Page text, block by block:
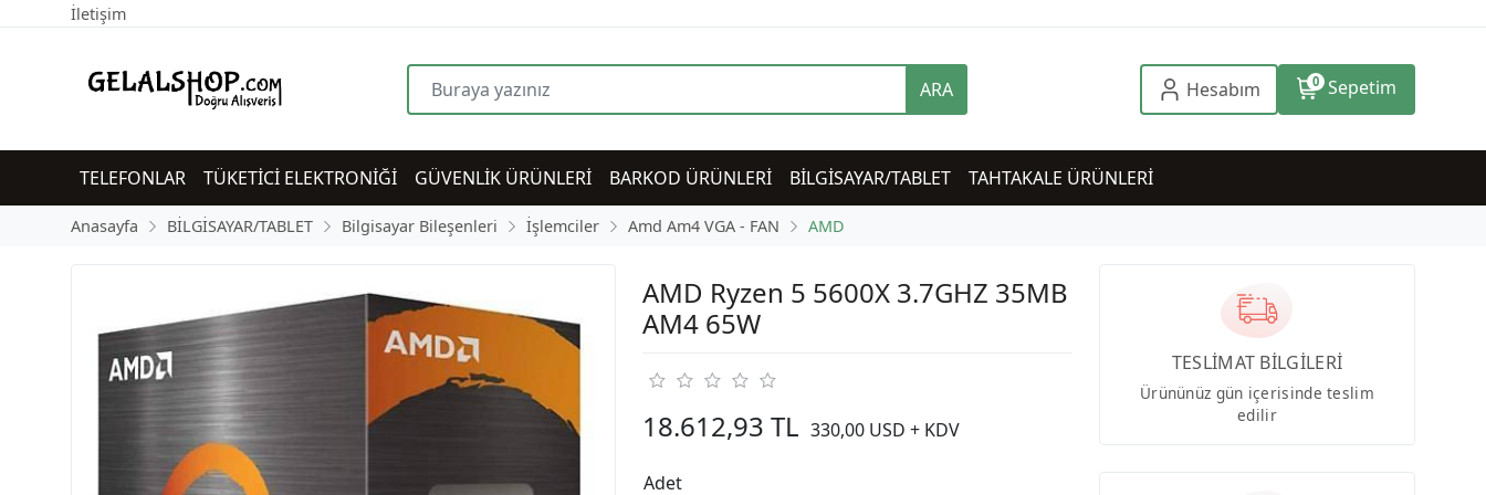
İletişim
ARA Hesabım 0 Sepetim
TELEFONLAR TÜKETİCİ ELEKTRONİĞİ GÜVENLİK ÜRÜNLERİ BARKOD ÜRÜNLERİ BİLGİSAYAR/TABLET TAHTAKALE ÜRÜNLERİ
Anasayfa BİLGİSAYAR/TABLET Bilgisayar Bileşenleri İşlemciler Amd Am4 VGA - FAN AMD
AMD Ryzen 5 5600X 3.7GHZ 35MB
AM4 65W
18.612,93 TL 330,00 USD + KDV
Adet
TESLİMAT BİLGİLERİ
Ürününüz gün içerisinde teslim
edilir